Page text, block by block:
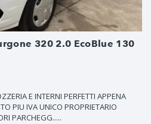
320 2.0 EcoBlue 130
E INTERNI PERFETTI APPENA
PIU IVA UNICO PROPRIETARIO
PARCHEGG.....